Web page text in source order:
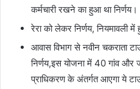
कर्मचारी रखने का हुआ था निर्णय।
रेरा को लेकर निर्णय, नियमावली
आवास विभाग से नवीन चकराता
निर्णय,इस योजना में 40 गांव और
प्राधिकरण के अंतर्गत आएगा ये